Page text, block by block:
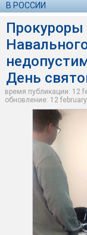
В РОССИИ
День
время публикации: 12
обновление: 12